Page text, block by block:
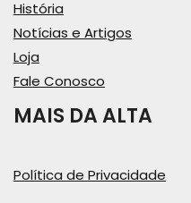
História
Notícias e Artigos
Loja
Fale Conosco
MAIS DA ALTA
Política de Privacidade